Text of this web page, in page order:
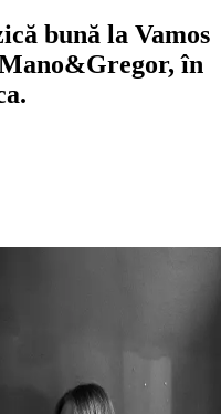
bună la Vamos
în